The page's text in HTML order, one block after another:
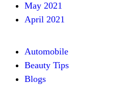
May 2021
April 2021
Automobile
Beauty Tips
Blogs